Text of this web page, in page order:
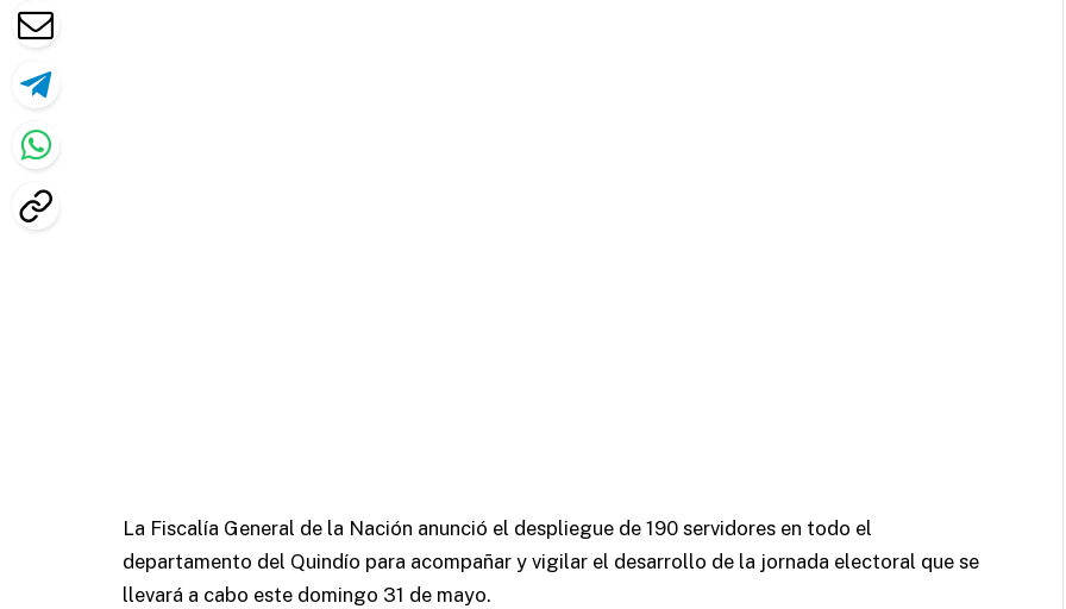
La Fiscalía General de la Nación anunció el despliegue de 190 servidores en todo el
departamento del Quindío para acompañar y vigilar el desarrollo de la jornada electoral que se
llevará a cabo este domingo 31 de mayo.